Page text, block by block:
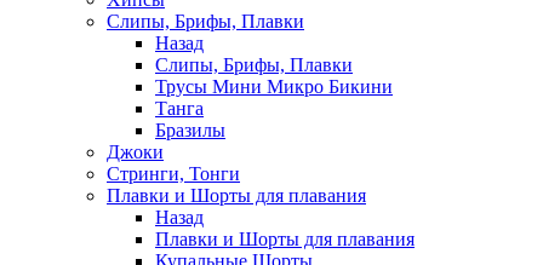
Слипы, Брифы, Плавки
Назад
Слипы, Брифы, Плавки
Трусы Мини Микро Бикини
Танга
Бразилы
Джоки
Стринги, Тонги
Плавки и Шорты для плавания
Назад
Плавки и Шорты для плавания
Купальные Шорты